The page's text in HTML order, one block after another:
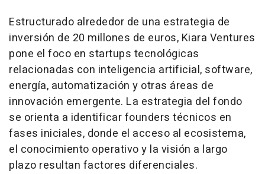
Estructurado alrededor de una estrategia de
inversión de 20 millones de euros, Kiara Ventures
pone el foco en startups tecnológicas
relacionadas con inteligencia artificial, software,
energía, automatización y otras áreas de
innovación emergente. La estrategia del fondo
se orienta a identificarfounders técnicos en
fases iniciales, donde el acceso al ecosistema,
el conocimiento operativo y la visión a largo
plazo resultan factores diferenciales.